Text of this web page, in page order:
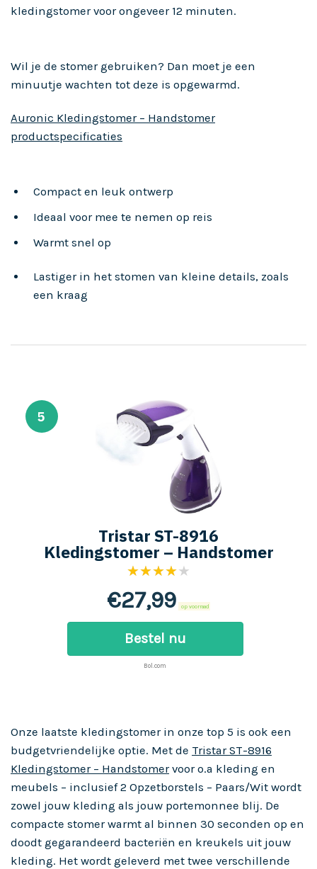
kledingstomer voor ongeveer 12 minuten.
Wil je de stomer gebruiken? Dan moet je een
minuutje wachten tot deze is opgewarmd.
Auronic Kledingstomer – Handstomer
productspecificaties
Compact en leuk ontwerp
Ideaal voor mee te nemen op reis
Warmt snel op
Lastiger in het stomen van kleine details, zoals
een kraag
Tristar ST-8916
Kledingstomer – Handstomer
★★★★★
€27,99 op voorraad
Bestel nu
Bol.com
5
Onze laatste kledingstomer in onze top 5 is ook een
budgetvriendelijke optie. Met de Tristar ST-8916
Kledingstomer – Handstomervoor o.a kleding en
meubels – inclusief 2 Opzetborstels – Paars/Wit wordt
zowel jouw kleding als jouw portemonnee blij. De
compacte stomer warmt al binnen 30 seconden op en
doodt gegarandeerd bacteriën en kreukels uit jouw
kleding. Het wordt geleverd met twee verschillende